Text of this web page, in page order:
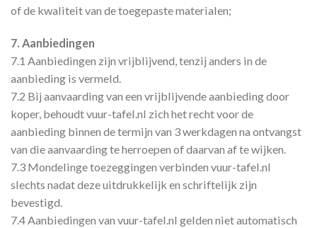
of de kwaliteit van de toegepaste materialen;
7. Aanbiedingen
7.1 Aanbiedingen zijn vrijblijvend, tenzij anders in de
aanbieding is vermeld.
7.2 Bij aanvaarding van een vrijblijvende aanbieding door
koper, behoudt vuur-tafel.nl zich het recht voor de
aanbieding binnen de termijn van 3 werkdagen na ontvangst
van die aanvaarding te herroepen of daarvan af te wijken.
7.3 Mondelinge toezeggingen verbinden vuur-tafel.nl
slechts nadat deze uitdrukkelijk en schriftelijk zijn
bevestigd.
7.4 Aanbiedingen van vuur-tafel.nl gelden niet automatisch